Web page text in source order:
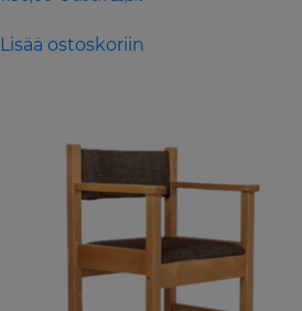
Lisää ostoskoriin